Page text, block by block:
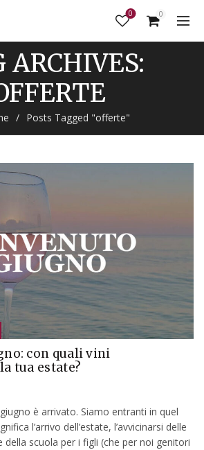
0 0
ARCHIVES:
Posts Tagged "offerte"
con quali vini
tua estate?
è arrivato. Siamo entranti in quel
l’arrivo dell’estate, l’avvicinarsi delle
della scuola per i figli (che per noi genitori